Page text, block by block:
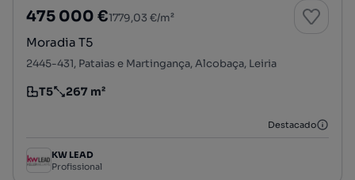
475 000 €1779,03 €/m²
Moradia T5
2445-431, Pataias e Martingança, Alcobaça, Leiria
Tipologia
T5
Preço por metro quadrado
267 m²
Destacado
KW LEAD
Profissional